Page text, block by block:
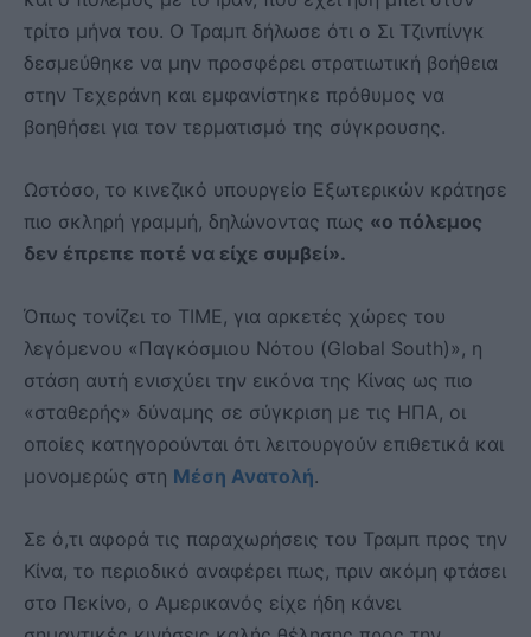
τρίτο μήνα του. Ο Τραμπ δήλωσε ότι ο Σι Τζινπίνγκ
δεσμεύθηκε να μην προσφέρει στρατιωτική βοήθεια
στην Τεχεράνη και εμφανίστηκε πρόθυμος να
βοηθήσει για τον τερματισμό της σύγκρουσης.
Ωστόσο, το κινεζικό υπουργείο Εξωτερικών κράτησε
πιο σκληρή γραμμή, δηλώνοντας πως «ο πόλεμος
δεν έπρεπε ποτέ να είχε συμβεί».
Όπως τονίζει το TIME, για αρκετές χώρες του
λεγόμενου «Παγκόσμιου Νότου (Global South)», η
στάση αυτή ενισχύει την εικόνα της Κίνας ως πιο
«σταθερής» δύναμης σε σύγκριση με τις ΗΠΑ, οι
οποίες κατηγορούνται ότι λειτουργούν επιθετικά και
μονομερώς στη Μέση Ανατολή.
Σε ό,τι αφορά τις παραχωρήσεις του Τραμπ προς την
Κίνα, το περιοδικό αναφέρει πως, πριν ακόμη φτάσει
στο Πεκίνο, ο Αμερικανός είχε ήδη κάνει